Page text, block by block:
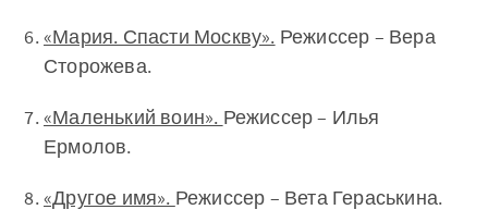
«Мария. Спасти Москву». Режиссер – Вера
Сторожева.
«Маленький воин». Режиссер – Илья
Ермолов.
«Другое имя». Режиссер – Вета Гераськина.